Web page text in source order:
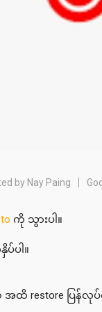
by Nay Paing
ကို သွားပါ။
ပါ။
အထိ restore ပြန်